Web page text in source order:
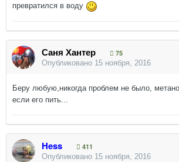
превратился в воду
Саня Хантер
75
Опубликовано 15 ноября, 2016
Беру любую,никогда проблем не было,
если его пить...
Hess
411
Опубликовано 15 ноября, 2016